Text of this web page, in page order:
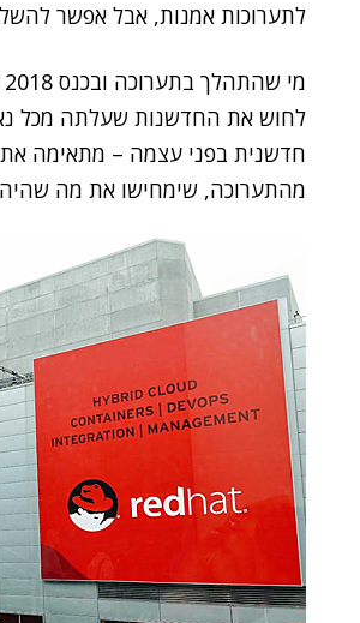
לתערוכות אמנות, אבל אפשר
לחוש את החדשנות שעלתה מכל
חדשנית בפני עצמה – מתאימה את
מהתערוכה, שימחישו את מה